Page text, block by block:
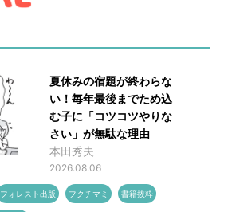
夏休みの宿題が終わらな
い！毎年最後までため込
む子に「コツコツやりな
さい」が無駄な理由
本田秀夫
2026.08.06
フォレスト出版 フクチマミ 書籍抜粋